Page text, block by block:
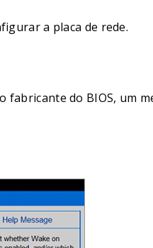
a placa de rede.
fabricante do BIOS, um